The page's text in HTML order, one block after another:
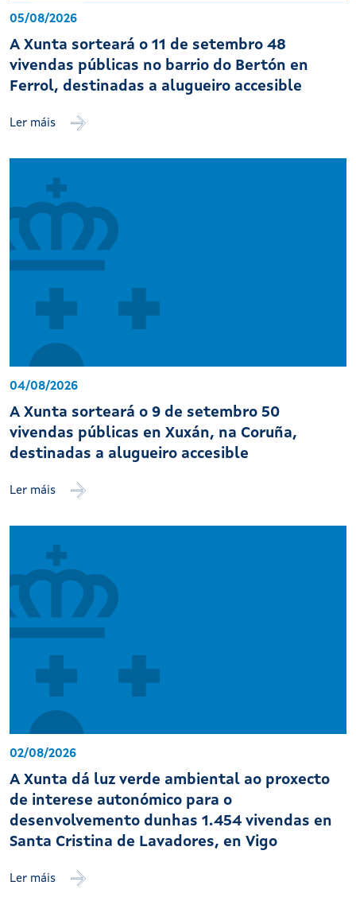
05/08/2026
A Xunta sorteará o 11 de setembro 48
vivendas públicas no barrio do Bertón en
Ferrol, destinadas a alugueiro accesible
Ler máis
04/08/2026
A Xunta sorteará o 9 de setembro 50
vivendas públicas en Xuxán, na Coruña,
destinadas a alugueiro accesible
Ler máis
02/08/2026
A Xunta dá luz verde ambiental ao proxecto
de interese autonómico para o
desenvolvemento dunhas 1.454 vivendas en
Santa Cristina de Lavadores, en Vigo
Ler máis